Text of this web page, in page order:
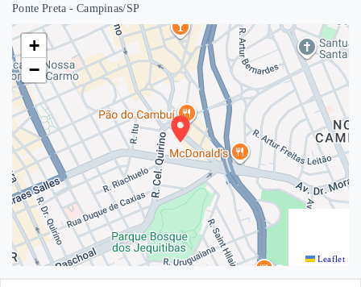
Ponte Preta - Campinas/SP
+
−
Leaflet